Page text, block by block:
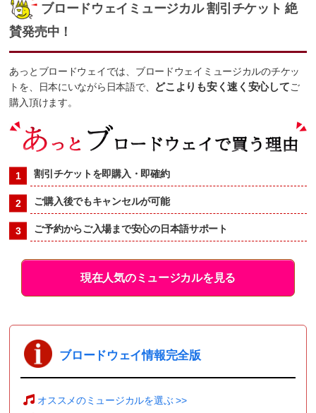
ブロードウェイミュージカル 割引チケット 絶
賛発売中！
あっとブロードウェイでは、ブロードウェイミュージカルのチケッ
トを、日本にいながら日本語で、
どこよりも安く速く安心してご
購入頂けます。
割引チケットを即購入・即確約
ご購入後でもキャンセルが可能
ご予約からご入場まで安心の日本語サポート
現在人気のミュージカルを見る
ブロードウェイ情報完全版
オススメのミュージカルを選ぶ >>